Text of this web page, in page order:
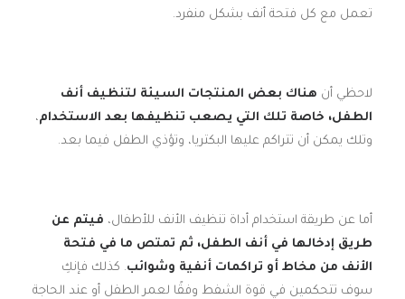
تعمل مع كل فتحة أنف بشكل منفرد.
لاحظي أن هناك بعض المنتجات السيئة لتنظيف أنف
الطفل، خاصة تلك التي يصعب تنظيفها بعد الاستخدام،
وتلك يمكن أن تتراكم عليها البكتريا، وتؤذي الطفل فيما بعد.
أما عن طريقة استخدام أداة تنظيف الأنف للأطفال، فيتم عن
طريق إدخالها في أنف الطفل، ثم تمتص ما في فتحة
الأنف من مخاط أو تراكمات أنفية وشوائب. كذلك فإنكِ
سوف تتحكمين في قوة الشفط وفقًا لعمر الطفل أو عند الحاجة